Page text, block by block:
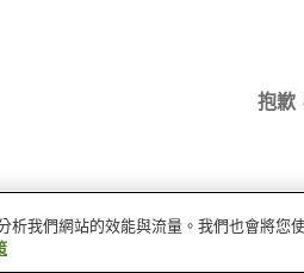
抱歉
形
析我們網站的效能與流量。我們也會將您